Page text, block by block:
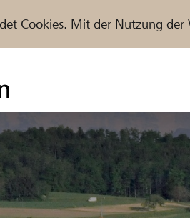
Cookies. Mit der Nutzung
& Support Partner /
finden